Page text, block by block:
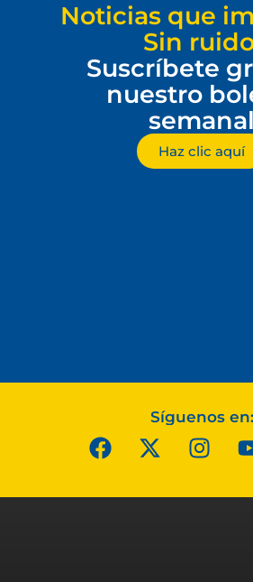
Noticias que
Sin
Suscríbete
nuestro
semanal
Haz clic aquí
Síguenos en: